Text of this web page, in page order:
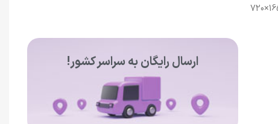
: رزولوشن 1650×720
ارسال رایگان به سراسر کشور!